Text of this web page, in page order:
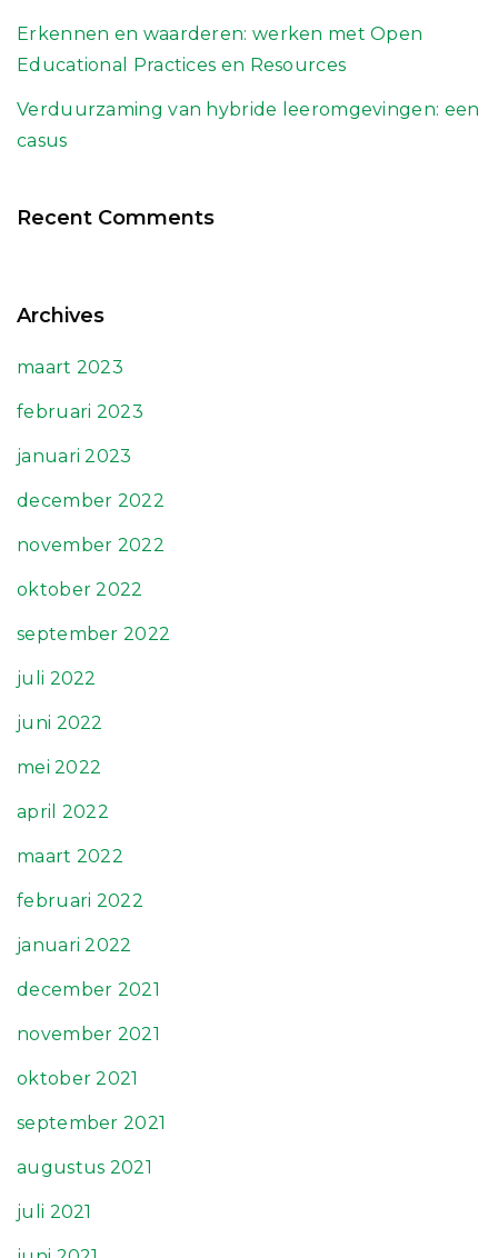
Erkennen en waarderen: werken met Open
Educational Practices en Resources
Verduurzaming van hybride leeromgevingen: een
casus
Recent Comments
Archives
maart 2023
februari 2023
januari 2023
december 2022
november 2022
oktober 2022
september 2022
juli 2022
juni 2022
mei 2022
april 2022
maart 2022
februari 2022
januari 2022
december 2021
november 2021
oktober 2021
september 2021
augustus 2021
juli 2021